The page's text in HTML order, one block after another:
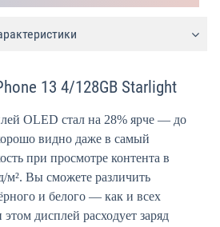
13 4/128GB Starlight
OLED стал на 28% ярче — до
видно даже в самый
при просмотре контента в
м². Вы сможете различить
и белого — как и всех
дисплей расходует заряд